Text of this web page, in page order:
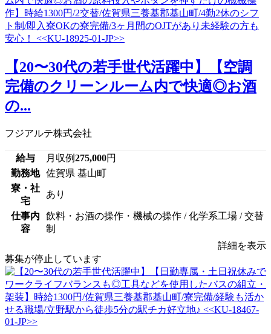
【20〜30代の若手世代活躍中】【空調
完備のクリーンルーム内で快適◎お酒
の...
フジアルテ株式会社
給与 月収例275,000円
勤務地
佐賀県 基山町
寮・社
宅
あり
仕事内
容
飲料・お酒の操作・機械の操作 / 化学系工場 / 交替
制
詳細を表示
募集が停止しています